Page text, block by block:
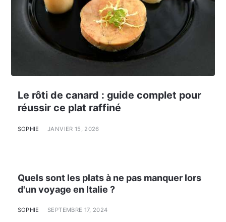
Le rôti de canard : guide complet pour
réussir ce plat raffiné
SOPHIE JANVIER 15, 2026
Quels sont les plats à ne pas manquer lors
d'un voyage en Italie ?
SOPHIE SEPTEMBRE 17, 2024